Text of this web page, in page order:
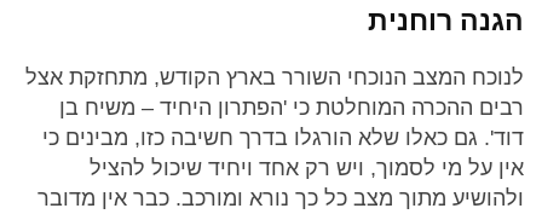
הגנה רוחנית
לנוכח המצב הנוכחי השורר בארץ הקודש, מתחזקת אצל
רבים ההכרה המוחלטת כי 'הפתרון היחיד – משיח בן
דוד'. גם כאלו שלא הורגלו בדרך חשיבה כזו, מבינים כי
אין על מי לסמוך, ויש רק אחד ויחיד שיכול להציל
ולהושיע מתוך מצב כל כך נורא ומורכב. כבר אין מדובר